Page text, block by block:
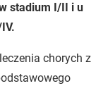
stadium I/II i u
chorych z